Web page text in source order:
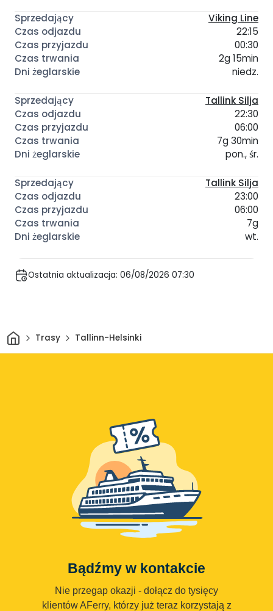
Viking Line
22:15
00:30
2g 15min
niedz.
Tallink Silja
22:30
06:00
7g 30min
pon., śr.
Tallink Silja
23:00
06:00
7g
wt.
Ostatnia aktualizacja: 06/08/2026 07:30
DomTrasy Tallinn-Helsinki
Bądźmy w kontakcie
Nie przegap okazji - dołącz do tysięcy
klientów AFerry, którzy już teraz korzystają z